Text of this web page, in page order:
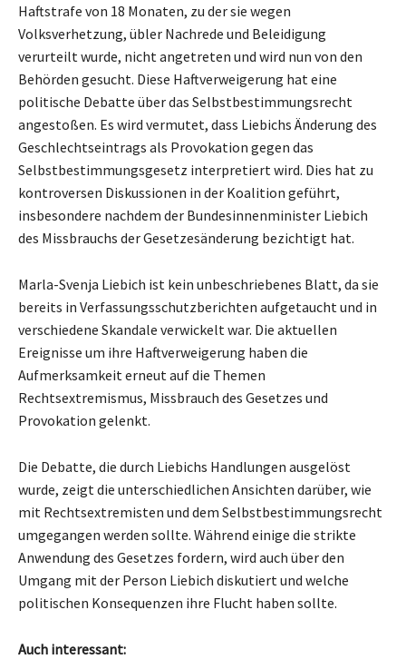
Haftstrafe von 18 Monaten, zu der sie wegen
Volksverhetzung, übler Nachrede und Beleidigung
verurteilt wurde, nicht angetreten und wird nun von den
Behörden gesucht. Diese Haftverweigerung hat eine
politische Debatte über das Selbstbestimmungsrecht
angestoßen. Es wird vermutet, dass Liebichs Änderung des
Geschlechtseintrags als Provokation gegen das
Selbstbestimmungsgesetz interpretiert wird. Dies hat zu
kontroversen Diskussionen in der Koalition geführt,
insbesondere nachdem der Bundesinnenminister Liebich
des Missbrauchs der Gesetzesänderung bezichtigt hat.
Marla-Svenja Liebich ist kein unbeschriebenes Blatt, da sie
bereits in Verfassungsschutzberichten aufgetaucht und in
verschiedene Skandale verwickelt war. Die aktuellen
Ereignisse um ihre Haftverweigerung haben die
Aufmerksamkeit erneut auf die Themen
Rechtsextremismus, Missbrauch des Gesetzes und
Provokation gelenkt.
Die Debatte, die durch Liebichs Handlungen ausgelöst
wurde, zeigt die unterschiedlichen Ansichten darüber, wie
mit Rechtsextremisten und dem Selbstbestimmungsrecht
umgegangen werden sollte. Während einige die strikte
Anwendung des Gesetzes fordern, wird auch über den
Umgang mit der Person Liebich diskutiert und welche
politischen Konsequenzen ihre Flucht haben sollte.
Auch interessant: